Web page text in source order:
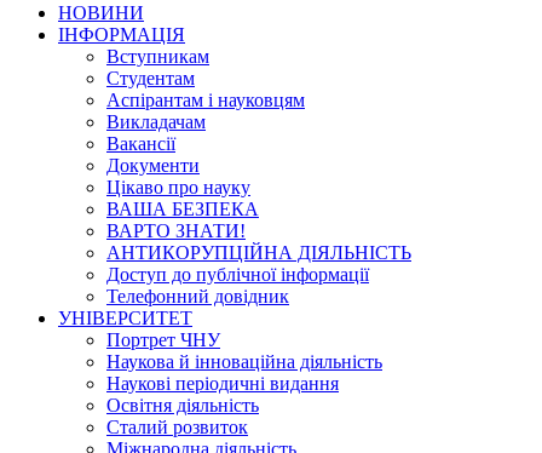
НОВИНИ
ІНФОРМАЦІЯ
Вступникам
Студентам
Аспірантам і науковцям
Викладачам
Вакансії
Документи
Цікаво про науку
ВАША БЕЗПЕКА
ВАРТО ЗНАТИ!
АНТИКОРУПЦІЙНА ДІЯЛЬНІСТЬ
Доступ до публічної інформації
Телефонний довідник
УНІВЕРСИТЕТ
Портрет ЧНУ
Наукова й інноваційна діяльність
Наукові періодичні видання
Освітня діяльність
Сталий розвиток
Міжнародна діяльність